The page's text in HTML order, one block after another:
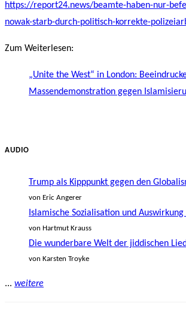
https://report24.news/beamte-haben-nur-
nowak-starb-durch-politisch-korrekte-
Zum Weiterlesen:
„Unite the West“ in London:
Massendemonstration gegen
AUDIO
Trump als Kipppunkt gegen den
von Eric Angerer
Islamische Sozialisation und
von Hartmut Krauss
Die wunderbare Welt der jiddischen
von Karsten Troyke
... weitere